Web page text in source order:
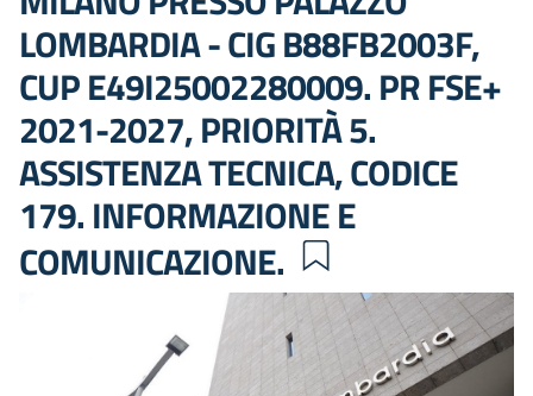
LOMBARDIA - CIG B88FB2003F,
CUP E49I25002280009. PR FSE+
2021-2027, PRIORITÀ 5.
ASSISTENZA TECNICA, CODICE
179. INFORMAZIONE E
COMUNICAZIONE.